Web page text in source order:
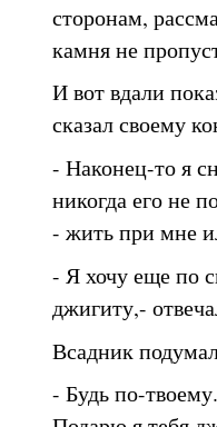
сторонам,
камня не
И вот вдали
сказал своему
- Наконец-то я
никогда его не
- жить при мне
- Я хочу еще по
джигиту,-
Всадник
- Будь по-